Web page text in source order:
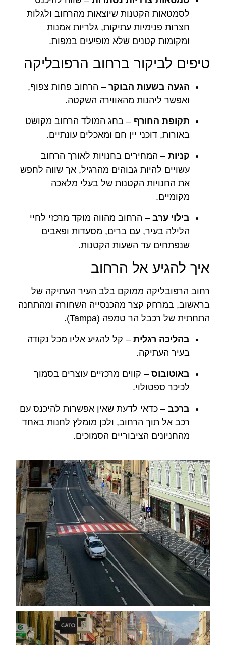
לסמטאות הקטנות שיוצאות מהרחוב ולגלות
חצרות פנימיות עתיקות, גלריות אמנות
ומקומות קטנים שלא מופיעים במפות.
טיפים לביקור ברחוב הרפובליקה
הגעה בשעות הבוקר – הרחוב פחות צפוף,
ואפשר ליהנות מהאווירה השקטה.
תקופת החורף – בחג המולד הרחוב מקושט
באורות, דוכני יין חם ומאכלים עונתיים.
קניות – המחירים בחנויות לאורך הרחוב
עשויים להיות גבוהים מהרגיל, אך שווה לחפש
את החנויות הקטנות של בעלי מלאכה
מקומיים.
בילוי ערב – הרחוב מהווה מוקד מרכזי לחיי
הלילה בעיר, עם ברים, מסעדות ופאבים
שנפתחים עד השעות הקטנות.
איך להגיע אל הרחוב
רחוב הרפובליקה ממוקם בלב העיר העתיקה של
בראשוב, במרחק קצר מהכנסייה השחורה ומהתחנה
התחתית של רכבל הר טמפה (Tampa).
בהליכה רגלית – קל להגיע אליו מכל נקודה
בעיר העתיקה.
באוטובוס – קווים מרכזיים עוצרים בסמוך
לכיכר ספטולוי.
ברכב – כדאי לדעת שאין אפשרות להיכנס עם
רכב אל תוך הרחוב, ולכן מומלץ לחנות באחד
מהחניונים הציבוריים הסמוכים.